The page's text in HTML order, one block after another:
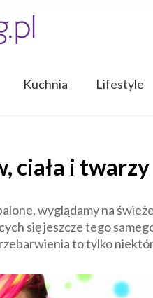
Kuchnia Lifestyle
ciała i twarzy
wyglądamy na
się jeszcze tego
to tylko